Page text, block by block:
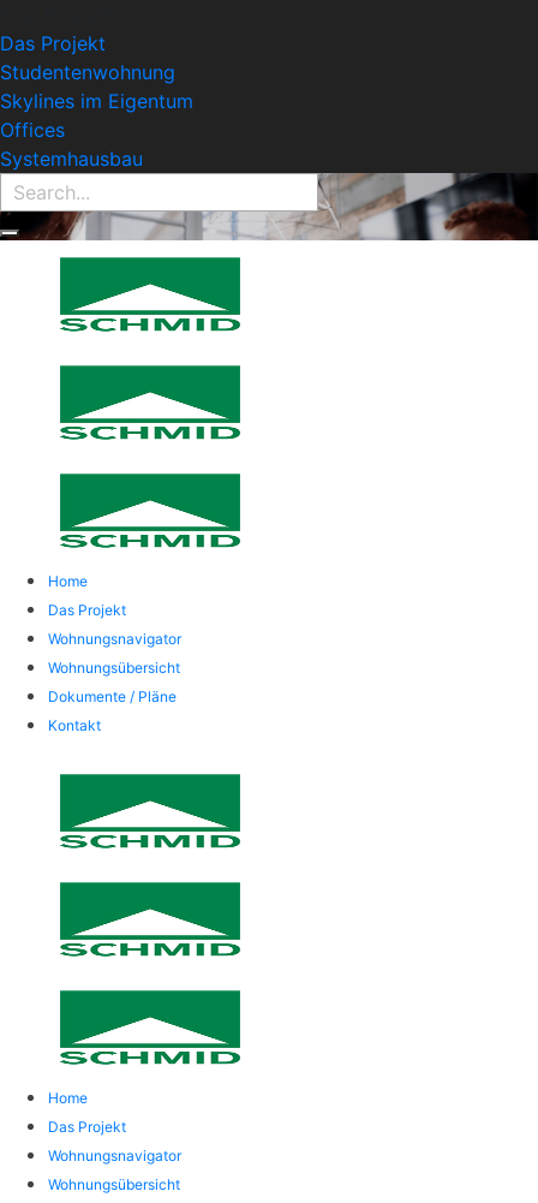
Das Projekt
Studentenwohnung
Skylines im Eigentum
Offices
Systemhausbau
Home
Das Projekt
Wohnungsnavigator
Wohnungsübersicht
Dokumente / Pläne
Kontakt
Home
Das Projekt
Wohnungsnavigator
Wohnungsübersicht